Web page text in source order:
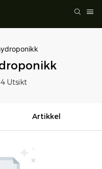
Utsikt
Artikkel